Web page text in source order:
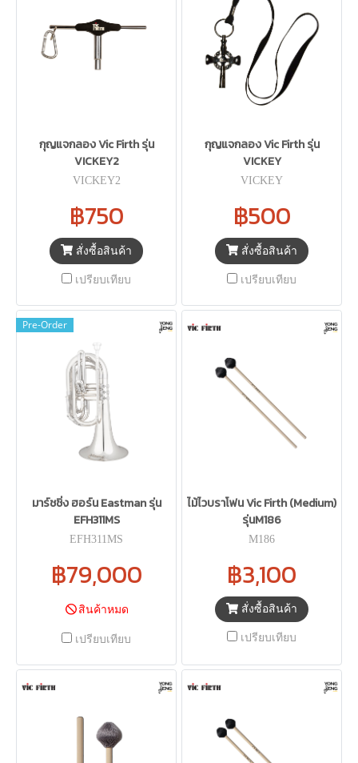
กุญแจกลอง Vic Firth รุ่น
VICKEY2
VICKEY2
฿750
สั่งซื้อสินค้า
เปรียบเทียบ
กุญแจกลอง Vic Firth รุ่น
VICKEY
VICKEY
฿500
สั่งซื้อสินค้า
เปรียบเทียบ
Pre-Order
มาร์ชชิ่ง ฮอร์น Eastman รุ่น
EFH311MS
EFH311MS
฿79,000
สินค้าหมด
เปรียบเทียบ
ไม้ไวบราโฟน Vic Firth (Medium)
รุ่นM186
M186
฿3,100
สั่งซื้อสินค้า
เปรียบเทียบ